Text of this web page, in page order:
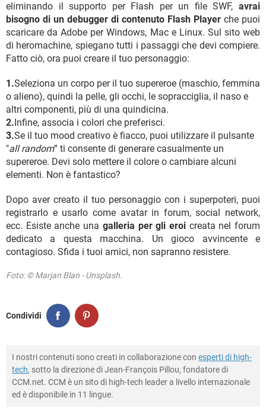
eliminando il supporto per Flash per un file SWF, avrai
bisogno di un debugger di contenuto Flash Player che puoi
scaricare da Adobe per Windows, Mac e Linux. Sul sito web
di heromachine, spiegano tutti i passaggi che devi compiere.
Fatto ciò, ora puoi creare il tuo personaggio:
1.Seleziona un corpo per il tuo supereroe (maschio, femmina
o alieno), quindi la pelle, gli occhi, le sopracciglia, il naso e
altri componenti, più di una quindicina.
2. Infine, associa i colori che preferisci.
3.Se il tuo mood creativo è fiacco, puoi utilizzare il pulsante
"all random” ti consente di generare casualmente un
supereroe. Devi solo mettere il colore o cambiare alcuni
elementi. Non è fantastico?
Dopo aver creato il tuo personaggio con i superpoteri, puoi
registrarlo e usarlo come avatar in forum, social network,
ecc. Esiste anche una galleria per gli eroicreata nel forum
dedicato a questa macchina. Un gioco avvincente e
contagioso. Sfida i tuoi amici, non sapranno resistere.
Foto: © Marjan Blan - Unsplash.
Condividi
I nostri contenuti sono creati in collaborazione con esperti di high-
tech, sotto la direzione di Jean-François Pillou, fondatore di
CCM.net. CCM è un sito di high-tech leader a livello internazionale
ed è disponibile in 11 lingue.